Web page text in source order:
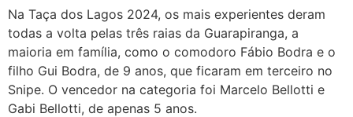
Na Taça dos Lagos 2024, os mais experientes deram
todas a volta pelas três raias da Guarapiranga, a
maioria em família, como o comodoro Fábio Bodra e o
filho Gui Bodra, de 9 anos, que ficaram em terceiro no
Snipe. O vencedor na categoria foi Marcelo Bellotti e
Gabi Bellotti, de apenas 5 anos.